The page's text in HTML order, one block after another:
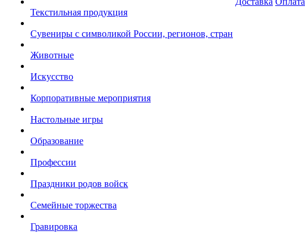
Текстильная продукция
Сувениры с символикой России, регионов, стран
Животные
Искусство
Корпоративные мероприятия
Настольные игры
Образование
Профессии
Праздники родов войск
Семейные торжества
Гравировка